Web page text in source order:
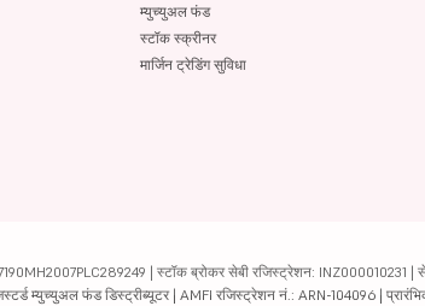
म्युच्युअल फंड
स्टॉक स्क्रीनर
मार्जिन ट्रेडिंग सुविधा
| स्टॉक ब्रोकर सेबी रजिस्ट्रेशन: INZ000010231 |
म्युच्युअल फंड डिस्ट्रीब्यूटर | AMFI रजिस्ट्रेशन नं.: ARN-104096 |